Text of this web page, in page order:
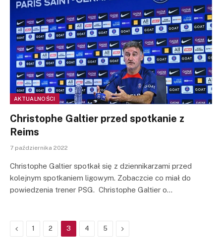
AKTUALNOŚCI
Christophe Galtier przed spotkanie z
Reims
7 października 2022
Christophe Galtier spotkał się z dziennikarzami przed
kolejnym spotkaniem ligowym. Zobaczcie co miał do
powiedzenia trener PSG. Christophe Galtier o…
Previous
1 2 3 4 5 Next